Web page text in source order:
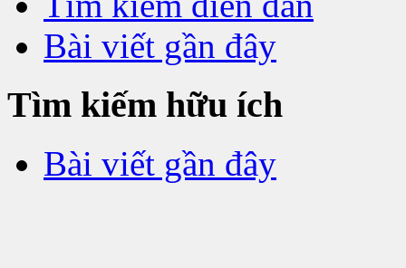
Bài viết gần đây
Tìm kiếm hữu ích
Bài viết gần đây